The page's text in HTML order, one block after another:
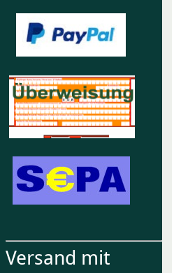
Versand mit